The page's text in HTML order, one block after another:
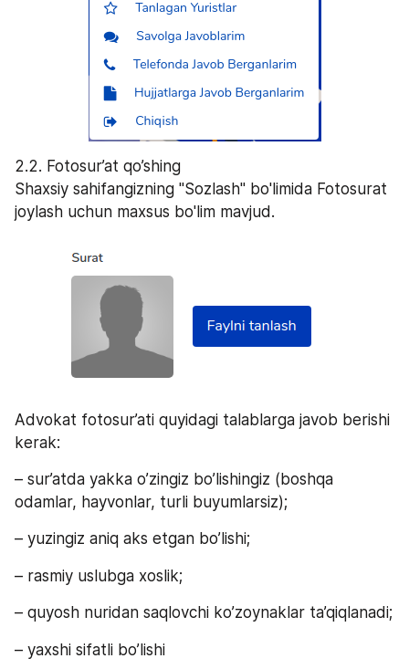
2.2. Fotosur’at qo’shing
Shaxsiy sahifangizning "Sozlash" bo'limida Fotosurat
joylash uchun maxsus bo'lim mavjud.
Advokat fotosur’ati quyidagi talablarga javob berishi
kerak:
– sur’atda yakka o’zingiz bo’lishingiz (boshqa
odamlar, hayvonlar, turli buyumlarsiz);
– yuzingiz aniq aks etgan bo’lishi;
– rasmiy uslubga xoslik;
– quyosh nuridan saqlovchi ko’zoynaklar ta’qiqlanadi;
– yaxshi sifatli bo’lishi